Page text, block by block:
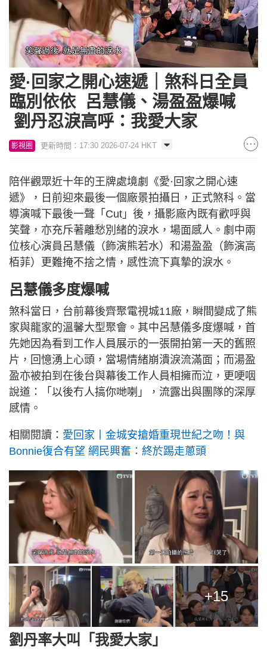
愛·回家之開心速遞｜煞科日全員
臨別依依 呂慧儀、湯盈盈爆喊
劉丹忍淚高呼：我愛大家
影視圈 更新時間：17:30 2026-07-24 HKT
陪伴觀眾近十年的王牌處境劇《愛·回家之開心速
遞》，日前迎來最後一個廠景拍攝日，正式煞科。當
導演喊下最後一聲「Cut」後，攝影廠內既有歡呼與
笑聲，亦充斥著離愁別緒的淚水，場面感人。劇中兩
位核心演員呂慧儀（飾演熊若水）和湯盈盈（飾演高
栢菲）更難掩不捨之情，感性流下真摯的淚水。
呂慧儀多度爆喊
煞科當日，台前幕後齊聚電視城11廠，瞬間變成了熊
家與龍家的溫馨大型聚會。其中呂慧儀多度爆喊，首
先她因為看到工作人員展示的一張開拍第一天的舊照
片，回憶湧上心頭，當場情緒崩潰淚流滿面；而湯盈
盈亦被拍到在後台與幕後工作人員相擁而泣，更哽咽
說道：「以後冇人搞你哋喇」，流露出與團隊的深厚
感情。
相關閱讀： 愛回家丨金城安搶婚重現世紀之吻！與
Bonnie復合有望 網民興奮：終於踢走蔥頭
+15
劉丹率大叫「我愛大家」